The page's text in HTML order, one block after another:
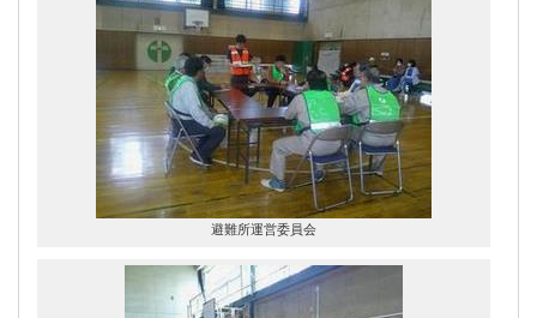
避難所運営委員会